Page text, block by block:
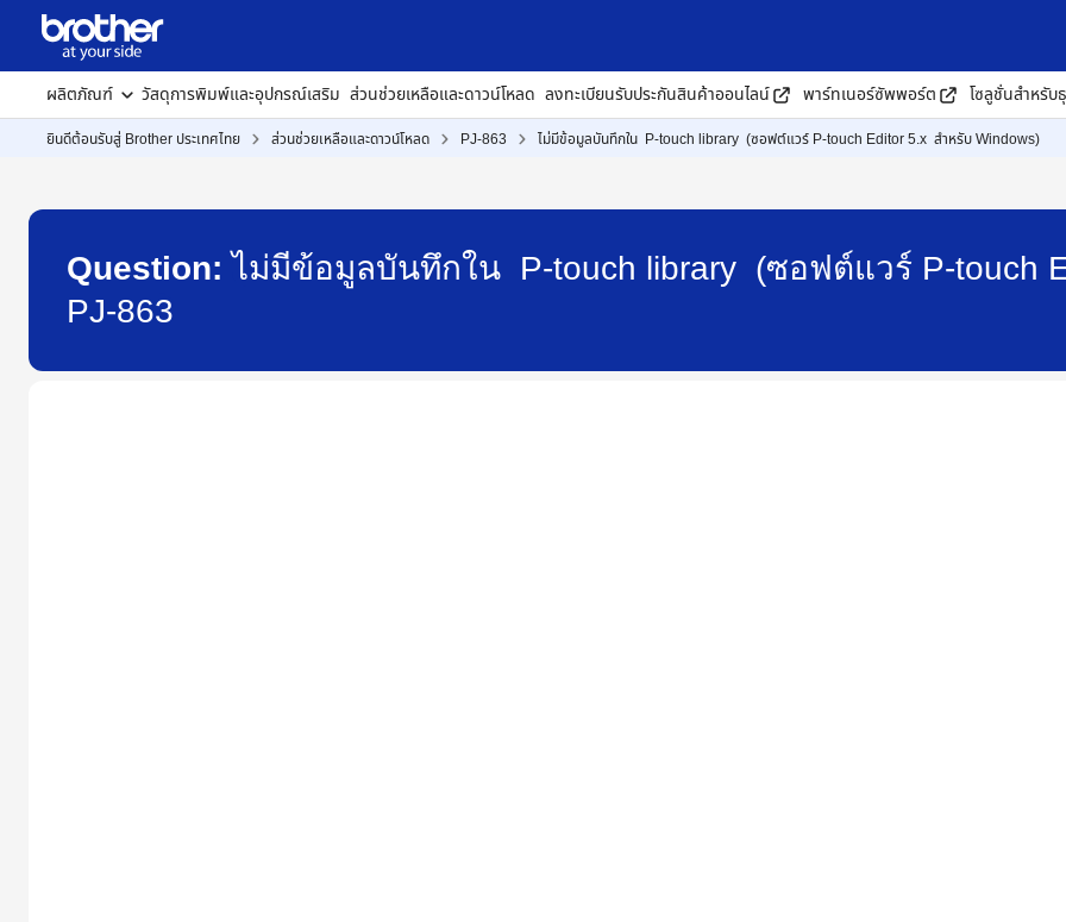
ผลิตภัณฑ์ วัสดุการพิมพ์และอุปกรณ์เสริม ส่วนช่วยเหลือและดาวน์โหลด ลงทะเบียนรับประกันสินค้าออนไลน์ พาร์ทเนอร์ซัพพอร์ต โซลูชั่นสำหรับ
ยินดีต้อนรับสู่ Brother ประเทศไทย ส่วนช่วยเหลือและดาวน์โหลด PJ-863 ไม่มีข้อมูลบันทึกใน P-touch library (ซอฟต์แวร์ P-touch Editor 5.x สำหรับ Windows)
Question:ไม่มีข้อมูลบันทึกใน P-touch library (ซอฟต์แวร์ P-touch
PJ-863